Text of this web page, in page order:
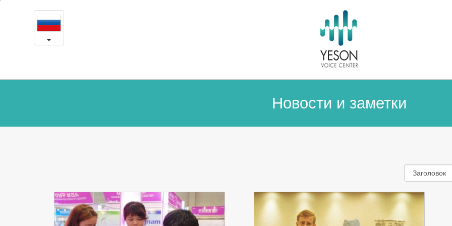
Новости
заметки
Новости и заметки